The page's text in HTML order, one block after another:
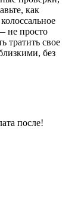
как
не просто
тратить свое
без
после!